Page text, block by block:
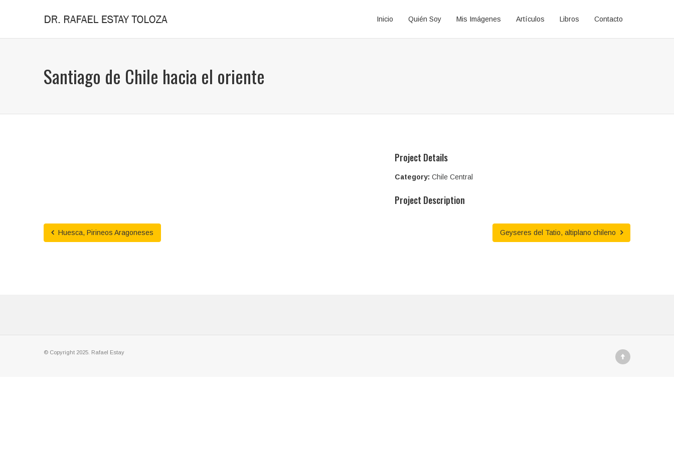
Inicio Quién Soy Mis Imágenes Artículos Libros Contacto
Santiago de Chile hacia el oriente
Project Details
Category: Chile Central
Project Description
Huesca, Pirineos Aragoneses Geyseres del Tatio, altiplano chileno
© Copyright 2025. Rafael Estay